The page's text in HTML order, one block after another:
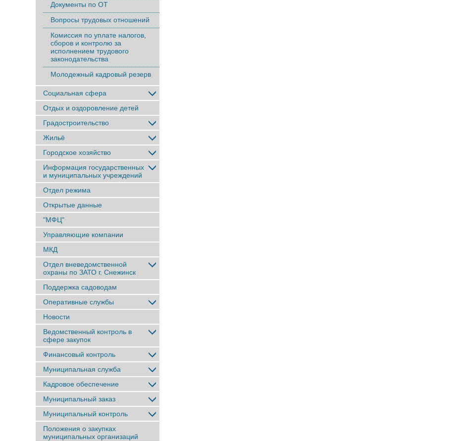
Документы по ОТ
Вопросы трудовых отношений
Комиссия по уплате налогов,
сборов и контролю за
исполнением трудового
законодательства
Молодежный кадровый резерв
Социальная сфера
Отдых и оздоровление детей
Градостроительство
Жильё
Городское хозяйство
Информация государственных
и муниципальных учреждений
Отдел режима
Открытые данные
"МФЦ"
Управляющие компании
МКД
Отдел вневедомственной
охраны по ЗАТО г. Снежинск
Поддержка садоводам
Оперативные службы
Новости
Ведомственный контроль в
сфере закупок
Финансовый контроль
Муниципальная служба
Кадровое обеспечение
Муниципальный заказ
Муниципальный контроль
Положения о закупках
муниципальных организаций